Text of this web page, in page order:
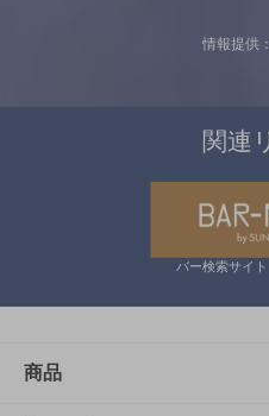
情報提供
関連
バー検索サイ
商品